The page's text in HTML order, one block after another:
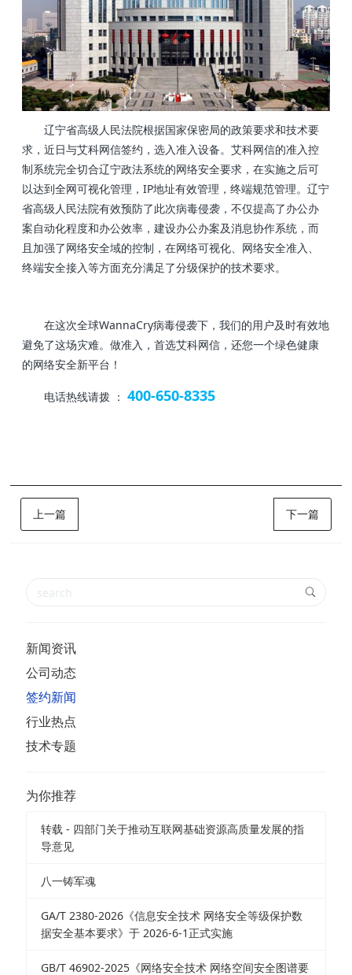
辽宁省高级人民法院根据国家保密局的政策要求和技术要
求，近日与艾科网信签约，选入准入设备。艾科网信的准入控
制系统完全切合辽宁政法系统的网络安全要求，在实施之后可
以达到全网可视化管理，IP地址有效管理，终端规范管理。辽宁
省高级人民法院有效预防了此次病毒侵袭，不仅提高了办公办
案自动化程度和办公效率，建设办公办案及消息协作系统，而
且加强了网络安全域的控制，在网络可视化、网络安全准入、
终端安全接入等方面充分满足了分级保护的技术要求。
在这次全球WannaCry病毒侵袭下，我们的用户及时有效地
避免了这场灾难。做准入，首选艾科网信，还您一个绿色健康
的网络安全新平台！
电话热线请拨 ：400-650-8335
上一篇 下一篇
新闻资讯
公司动态
签约新闻
行业热点
技术专题
为你推荐
转载 - 四部门关于推动互联网基础资源高质量发展的指
导意见
八一铸军魂
GA/T 2380-2026《信息安全技术 网络安全等级保护数
据安全基本要求》于 2026-6-1正式实施
GB/T 46902-2025《网络安全技术 网络空间安全图谱要